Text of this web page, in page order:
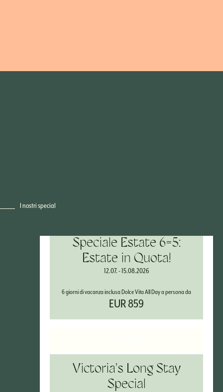
I nostri special
Speciale Estate 6=5:
Estate in Quota!
12.07. - 15.08.2026
6 giorni di vacanza inclusa Dolce Vita All Day a persona da
EUR 859
Victoria's Long Stay
Special